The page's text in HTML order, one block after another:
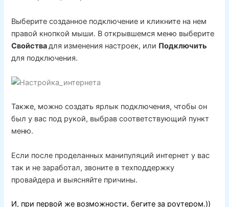
Выберите созданное подключение и кликните на нем
правой кнопкой мыши. В открывшемся меню выберите
Свойства для изменения настроек, или Подключить
для подключения.
Также, можно создать ярлык подключения, чтобы он
был у вас под рукой, выбрав соответствующий пункт
меню.
Если после проделанных манипуляций интернет у вас
так и не заработал, звоните в техподдержку
провайдера и выясняйте причины.
И, при первой же возможности, бегите за роутером.))